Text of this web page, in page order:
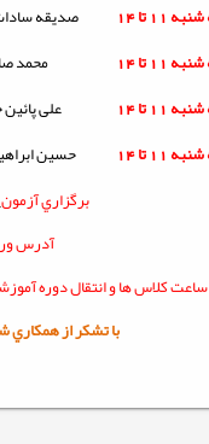
11 تا 14 صدیقه
11 تا 14 محمد
11 تا 14 علی پائین
11 تا 14 حسین
برگزاري آزمون
آدرس
ساعت کلاس ها و انتقال دوره
با تشکر از همکاري